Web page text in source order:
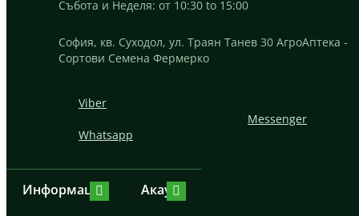
Събота и Неделя: от 10:30 to 15:00
София, кв. Суходол, ул. Траян Танев 30 АгроАптека -
Сортови Семена Фермерко
Viber
Whatsapp
Messenger
Информация Акаунт